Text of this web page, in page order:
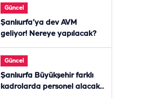
Güncel
Şanlıurfa’ya dev AVM
geliyor! Nereye yapılacak?
Güncel
Şanlıurfa Büyükşehir farklı
kadrolarda personel alacak!